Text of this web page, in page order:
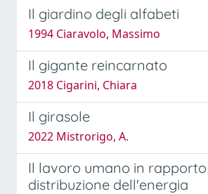
Il giardino degli alfabeti
1994 Ciaravolo, Massimo
Il gigante reincarnato
2018 Cigarini, Chiara
Il girasole
2022 Mistrorigo, A.
Il lavoro umano in
distribuzione dell'energia